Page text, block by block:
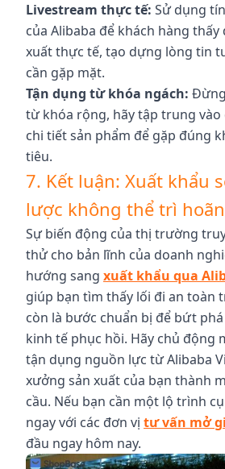
Livestream thực tế: Sử dụng
của Alibaba để khách hàng
xuất thực tế, tạo dựng lòng tin
cần gặp mặt.
Tận dụng từ khóa ngách:
từ khóa rộng, hãy tập trung vào
chi tiết sản phẩm để gặp đúng
tiêu.
7. Kết luận: Xuất khẩu
lược không thể trì hoãn
Sự biến động của thị trường
thử cho bản lĩnh của doanh
hướng sang xuất khẩu qua
giúp bạn tìm thấy lối đi an toàn
còn là bước chuẩn bị để bứt
kinh tế phục hồi. Hãy chủ động
tận dụng nguồn lực từ Alibaba
xưởng sản xuất của bạn thành
cầu. Nếu bạn cần một lộ trình
ngay với các đơn vị tư vấn mở
đầu ngay hôm nay.